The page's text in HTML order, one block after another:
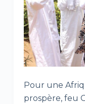
Pour une
prospère, feu